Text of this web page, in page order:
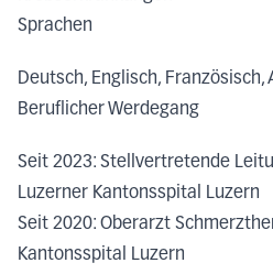
Sprachen
Deutsch, Englisch, Französisch,
Beruflicher Werdegang
Seit 2023: Stellvertretende
Luzerner Kantonsspital Luzern
Seit 2020: Oberarzt
Kantonsspital Luzern